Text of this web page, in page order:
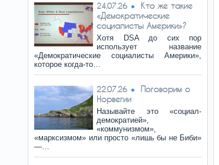
24.07.26
Кто же такие
«Демократические
социалисты Америки»?
Хотя DSA до сих пор
использует название
«Демократические социалисты Америки»,
которое когда-то…
22.07.26
Поговорим о
Норвегии
Называйте это «социал-
демократией»,
«коммунизмом»,
«марксизмом» или просто «лишь бы не Биби»
—…